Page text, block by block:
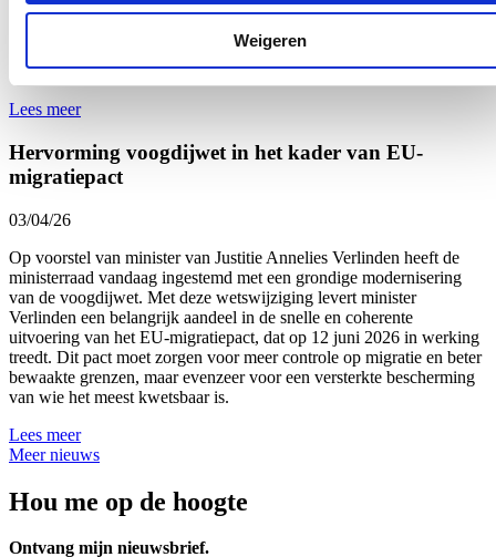
Weigeren
extra handvaten om georganiseerde phishingnetwerken sneller in
kaart te brengen en gerichter aan te pakken. De focus verschuift
daarbij van individuele feiten naar de criminele organisaties die
achter phishingcampagnes schuilgaan.
Lees meer
Hervorming voogdijwet in het kader van EU-
migratiepact
03/04/26
Op voorstel van minister van Justitie Annelies Verlinden heeft de
ministerraad vandaag ingestemd met een grondige modernisering
van de voogdijwet. Met deze wetswijziging levert minister
Verlinden een belangrijk aandeel in de snelle en coherente
uitvoering van het EU-migratiepact, dat op 12 juni 2026 in werking
treedt. Dit pact moet zorgen voor meer controle op migratie en beter
bewaakte grenzen, maar evenzeer voor een versterkte bescherming
van wie het meest kwetsbaar is.
Lees meer
Meer nieuws
Hou me op de hoogte
Ontvang mijn nieuwsbrief.